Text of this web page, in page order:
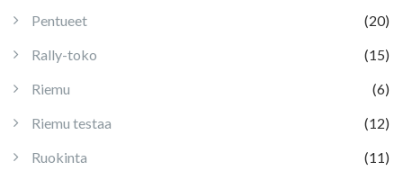
Pentueet
(20)
Rally-toko
(15)
Riemu
(6)
Riemu testaa
(12)
Ruokinta
(11)